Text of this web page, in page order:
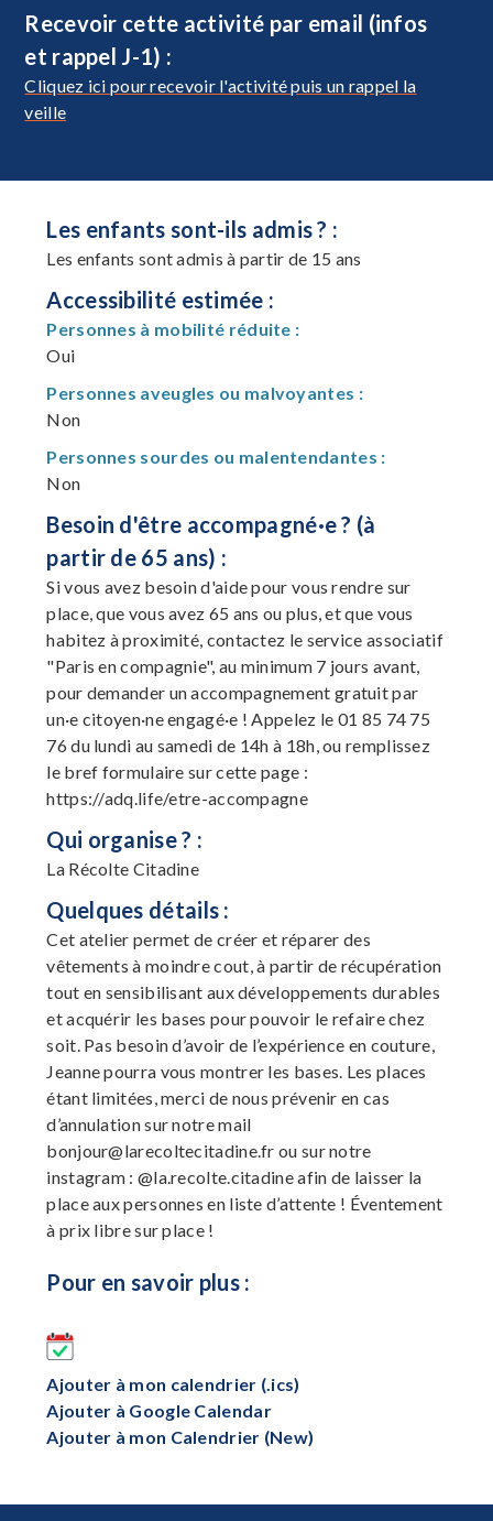
Recevoir cette activité par email (infos
et rappel J-1) :
Cliquez ici pour recevoir l'activité puis un rappel la
veille
Les enfants sont-ils admis ? :
Les enfants sont admis à partir de 15 ans
Accessibilité estimée :
Personnes à mobilité réduite :
Oui
Personnes aveugles ou malvoyantes :
Non
Personnes sourdes ou malentendantes :
Non
Besoin d'être accompagné·e ? (à
partir de 65 ans) :
Si vous avez besoin d'aide pour vous rendre sur
place, que vous avez 65 ans ou plus, et que vous
habitez à proximité, contactez le service associatif
"Paris en compagnie", au minimum 7 jours avant,
pour demander un accompagnement gratuit par
un·e citoyen·ne engagé·e ! Appelez le 01 85 74 75
76 du lundi au samedi de 14h à 18h, ou remplissez
le bref formulaire sur cette page :
https://adq.life/etre-accompagne
Qui organise ? :
La Récolte Citadine
Quelques détails :
Cet atelier permet de créer et réparer des
vêtements à moindre cout, à partir de récupération
tout en sensibilisant aux développements durables
et acquérir les bases pour pouvoir le refaire chez
soit. Pas besoin d’avoir de l’expérience en couture,
Jeanne pourra vous montrer les bases. Les places
étant limitées, merci de nous prévenir en cas
d’annulation sur notre mail
bonjour@larecoltecitadine.fr ou sur notre
instagram : @la.recolte.citadine afin de laisser la
place aux personnes en liste d’attente ! Éventement
à prix libre sur place !
Pour en savoir plus :
Ajouter à mon calendrier (.ics)
Ajouter à Google Calendar
Ajouter à mon Calendrier (New)